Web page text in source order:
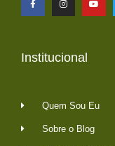
Institucional
Quem Sou Eu
Sobre o Blog